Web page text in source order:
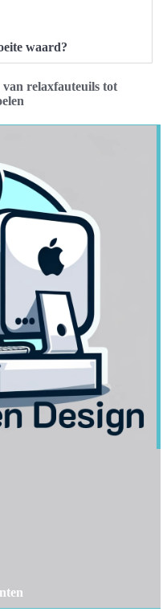
waard?
van relaxfauteuils tot